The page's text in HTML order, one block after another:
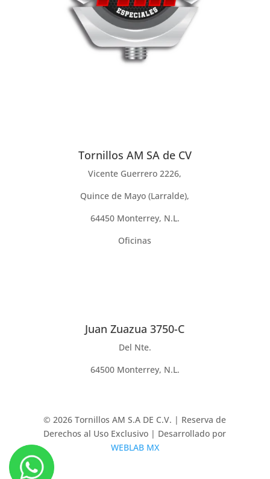
Tornillos AM SA de CV
Vicente Guerrero 2226,
Quince de Mayo (Larralde),
64450 Monterrey, N.L.
Oficinas
Juan Zuazua 3750-C
Del Nte.
64500 Monterrey, N.L.
© 2026 Tornillos AM S.A DE C.V. | Reserva de
Derechos al Uso Exclusivo | Desarrollado por
WEBLAB MX